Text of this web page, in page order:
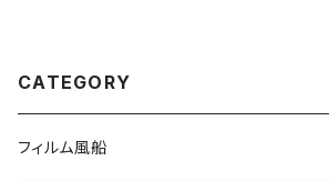
CATEGORY
フィルム風船